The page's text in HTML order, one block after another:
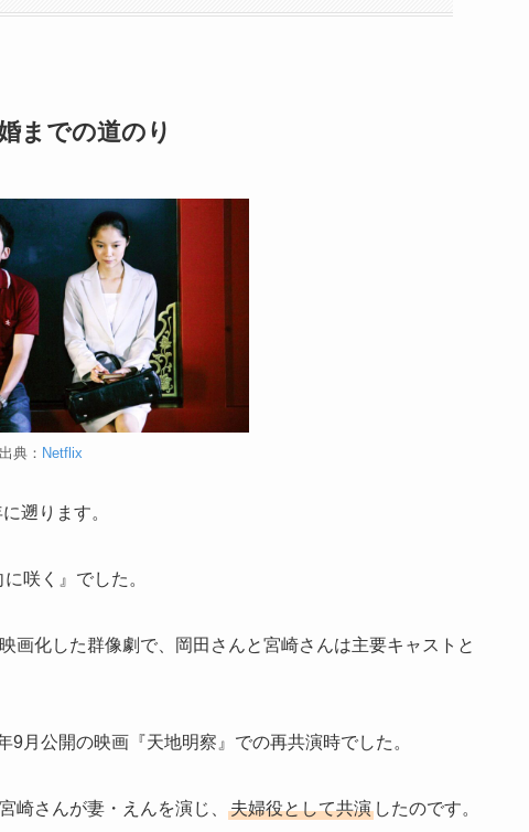
までの道のり
出典： Netflix
遡ります。
咲く』でした。
画化した群像劇で、岡田さんと宮崎さんは主要キャストと
月公開の映画『天地明察』での再共演時でした。
崎さんが妻・えんを演じ、 夫婦役として共演 したのです。